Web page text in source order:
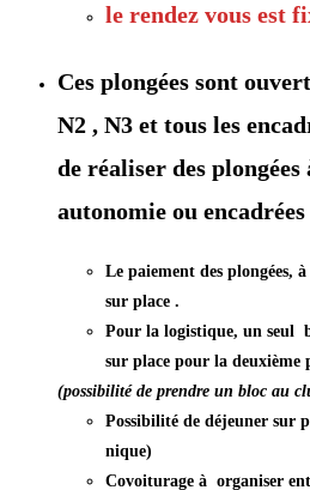
le rendez vous est
Ces plongées sont
N2 , N3 et tous les
de réaliser des plongées
autonomie ou encadrées
Le paiement des plongées,
sur place .
Pour la logistique, un seul
sur place pour la deuxième
(possibilité de prendre un bloc au
Possibilité de déjeuner sur
nique)
Covoiturage à organiser